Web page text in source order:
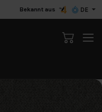
Bekannt aus DE